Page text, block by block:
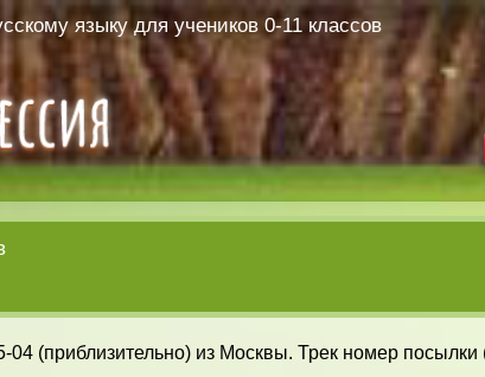
языку для учеников 0-11 классов
(приблизительно) из Москвы. Трек номер посылки